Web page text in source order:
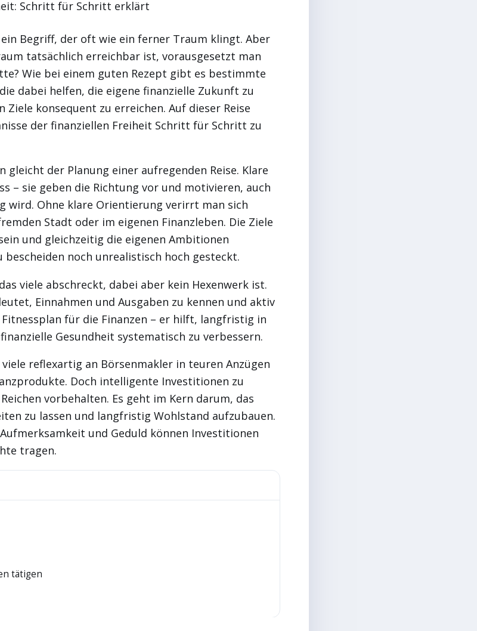
Begriff, der oft wie ein ferner Traum klingt. Aber
tatsächlich erreichbar ist, vorausgesetzt man
Wie bei einem guten Rezept gibt es bestimmte
dabei helfen, die eigene finanzielle Zukunft zu
Ziele konsequent zu erreichen. Auf dieser Reise
der finanziellen Freiheit Schritt für Schritt zu
gleicht der Planung einer aufregenden Reise. Klare
– sie geben die Richtung vor und motivieren, auch
wird. Ohne klare Orientierung verirrt man sich
Stadt oder im eigenen Finanzleben. Die Ziele
und gleichzeitig die eigenen Ambitionen
bescheiden noch unrealistisch hoch gesteckt.
viele abschreckt, dabei aber kein Hexenwerk ist.
Einnahmen und Ausgaben zu kennen und aktiv
für die Finanzen – er hilft, langfristig in
Gesundheit systematisch zu verbessern.
reflexartig an Börsenmakler in teuren Anzügen
Doch intelligente Investitionen zu
vorbehalten. Es geht im Kern darum, das
zu lassen und langfristig Wohlstand aufzubauen.
und Geduld können Investitionen
tragen.
tätigen